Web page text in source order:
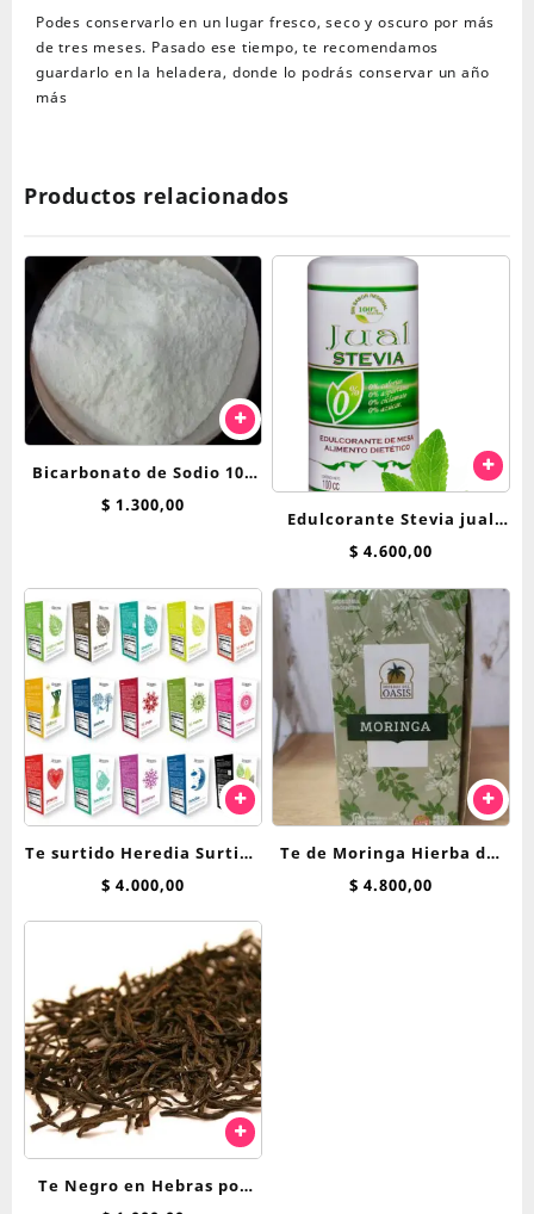
Podes conservarlo en un lugar fresco, seco y oscuro por más
de tres meses. Pasado ese tiempo, te recomendamos
guardarlo en la heladera, donde lo podrás conservar un año
más
Productos relacionados
Bicarbonato de Sodio 100
grs
$ 1.300,00
Edulcorante Stevia jual
125cc liquida
$ 4.600,00
Te surtido Heredia Surtido
Hierbas saquitos
$ 4.000,00
Te de Moringa Hierba del
Oasis saquitos
$ 4.800,00
Te Negro en Hebras por